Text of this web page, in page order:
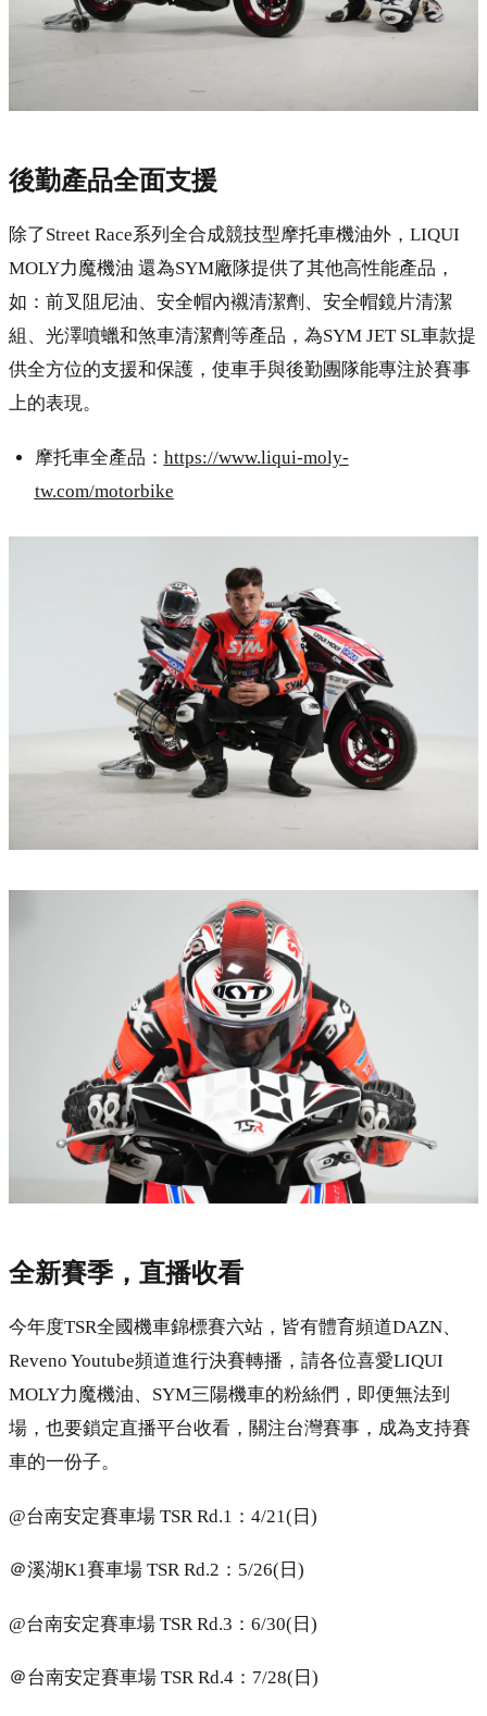
後勤產品全面支援
除了Street Race系列全合成競技型摩托車機油外，LIQUI
MOLY力魔機油 還為SYM廠隊提供了其他高性能產品，
如：前叉阻尼油、安全帽內襯清潔劑、安全帽鏡片清潔
組、光澤噴蠟和煞車清潔劑等產品，為SYM JET SL車款提
供全方位的支援和保護，使車手與後勤團隊能專注於賽事
上的表現。
摩托車全產品： https://www.liqui-moly-
tw.com/motorbike
全新賽季，直播收看
今年度TSR全國機車錦標賽六站，皆有體育頻道DAZN、
Reveno Youtube頻道進行決賽轉播，請各位喜愛LIQUI
MOLY力魔機油、SYM三陽機車的粉絲們，即便無法到
場，也要鎖定直播平台收看，關注台灣賽事，成為支持賽
車的一份子。
@台南安定賽車場 TSR Rd.1：4/21(日)
＠溪湖K1賽車場 TSR Rd.2：5/26(日)
@台南安定賽車場 TSR Rd.3：6/30(日)
＠台南安定賽車場 TSR Rd.4：7/28(日)